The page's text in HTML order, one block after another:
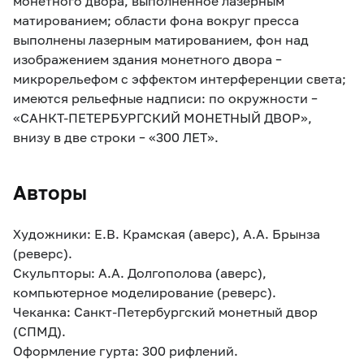
матированием; области фона вокруг пресса
выполнены лазерным матированием, фон над
изображением здания монетного двора –
микрорельефом с эффектом интерференции света;
имеются рельефные надписи: по окружности –
«САНКТ-ПЕТЕРБУРГСКИЙ МОНЕТНЫЙ ДВОР»,
внизу в две строки – «300 ЛЕТ».
Авторы
Художники: Е.В. Крамская (аверс), А.А. Брынза
(реверс).
Скульпторы: А.А. Долгополова (аверс),
компьютерное моделирование (реверс).
Чеканка: Санкт-Петербургский монетный двор
(СПМД).
Оформление гурта: 300 рифлений.